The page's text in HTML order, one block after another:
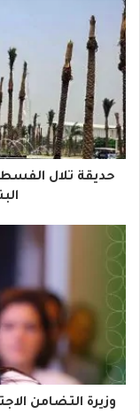
د
ك
ا
ل
إ
ل
ك
ت
ر
حديقة تلال
وزيرة التضامن